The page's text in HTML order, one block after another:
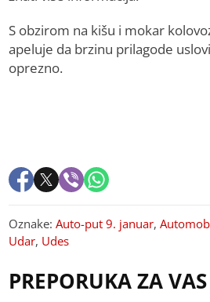
S obzirom na kišu i mokar
apeluje da brzinu prilagode
oprezno.
Oznake:Auto-put 9. januar,
Udar, Udes
PREPORUKA ZA VAS